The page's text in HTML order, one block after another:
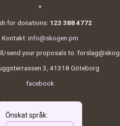
*
for donations: 123 388 4772
Kontakt: info@skogen.pm
send your proposals to:
3, 41318 Göteborg
facebook
Önskat språk: